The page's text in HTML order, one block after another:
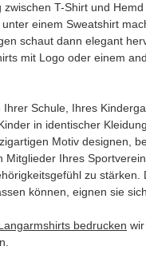
zwischen T-Shirt und
einem Sweatshirt
schaut dann elegant
mit Logo oder einem
Ihrer Schule, Ihres
in identischer
Motiv designen,
Mitglieder Ihres
zu stärken.
können, eignen sie
bedrucken